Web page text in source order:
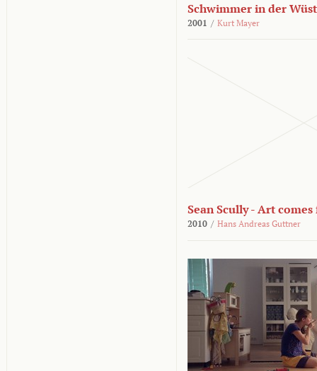
Schwimmer in der
2001 / Kurt Mayer
Sean Scully - Art
2010 / Hans Andreas Guttner